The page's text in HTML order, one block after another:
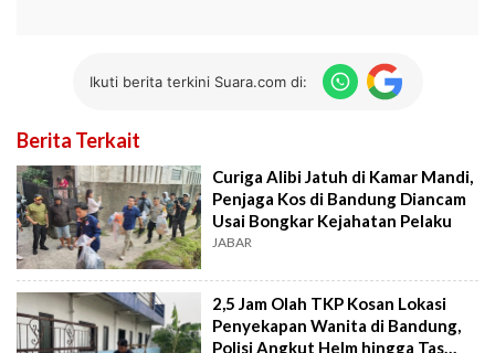
Ikuti berita terkini Suara.com di:
Berita Terkait
Curiga Alibi Jatuh di Kamar Mandi,
Penjaga Kos di Bandung Diancam
Usai Bongkar Kejahatan Pelaku
JABAR
2,5 Jam Olah TKP Kosan Lokasi
Penyekapan Wanita di Bandung,
Polisi Angkut Helm hingga Tas